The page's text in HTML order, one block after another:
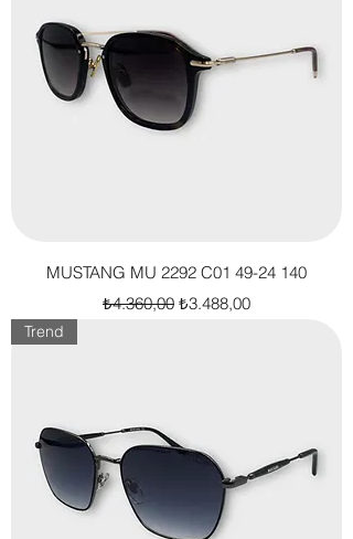
MUSTANG MU 2292 C01 49-24 140
Normal Fiyat
₺4.360,00 İndirimli Fiyat
₺3.488,00
Trend